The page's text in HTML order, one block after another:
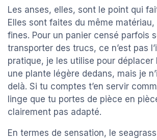
Les anses, elles, sont le point qui
Elles sont faites du même matériau,
fines. Pour un panier censé parfois
transporter des trucs, ce n’est pas
pratique, je les utilise pour déplacer
une plante légère dedans, mais je
delà. Si tu comptes t’en servir
linge que tu portes de pièce en
clairement pas adapté.
En termes de sensation, le seagrass